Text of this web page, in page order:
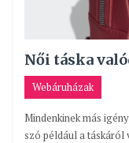
Női táska
Webáruházak
Mindenkinek más
szó például a táskáról